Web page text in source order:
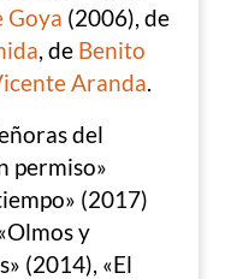
Goya (2006), de
, de Benito
Aranda.
del
permiso»
(2017)
y
(2014), «El